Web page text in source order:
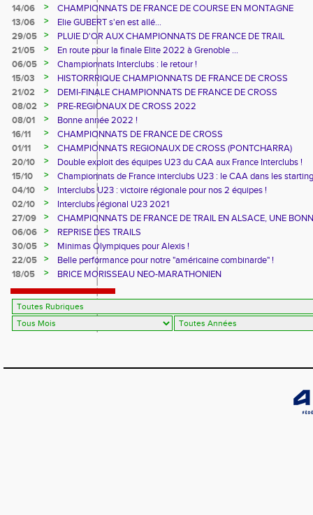
14/06 >
CHAMPIONNATS DE FRANCE DE COURSE EN MONTAGNE
13/06
>
Elie GUBERT s'en est allé...
29/05
>
PLUIE D'OR AUX CHAMPIONNATS DE FRANCE DE TRAIL
21/05
>
En route pour la finale Elite 2022 à Grenoble ...
06/05
>
Championnats Interclubs : le retour !
15/03
>
HISTORRRIQUE CHAMPIONNATS DE FRANCE DE CROSS
21/02
>
DEMI-FINALE CHAMPIONNATS DE FRANCE DE CROSS
08/02
>
PRE-REGIONAUX DE CROSS 2022
08/01
>
Bonne année 2022 !
16/11
>
CHAMPIONNATS DE FRANCE DE CROSS
01/11
>
CHAMPIONNATS REGIONAUX DE CROSS (PONTCHARRA)
20/10
>
Double exploit des équipes U23 du CAA aux France Interclubs !
15/10
>
Championnats de France interclubs U23 : le CAA dans les
blocks !
04/10 >
Interclubs U23 : victoire régionale pour nos 2 équipes !
02/10
>
Interclubs régional U23 2021
27/09
>
CHAMPIONNATS DE FRANCE DE TRAIL EN ALSACE, UNE
CUVEE
06/06 >
REPRISE DES TRAILS
30/05
>
Minimas Olympiques pour Alexis !
22/05
>
Belle performance pour notre "américaine combinarde" !
18/05
> BRICE MORISSEAU NEO-MARATHONIEN